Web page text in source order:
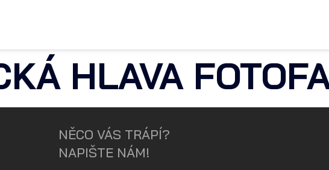
HLAVA
NĚCO VÁS TRÁPÍ?
NAPIŠTE NÁM!